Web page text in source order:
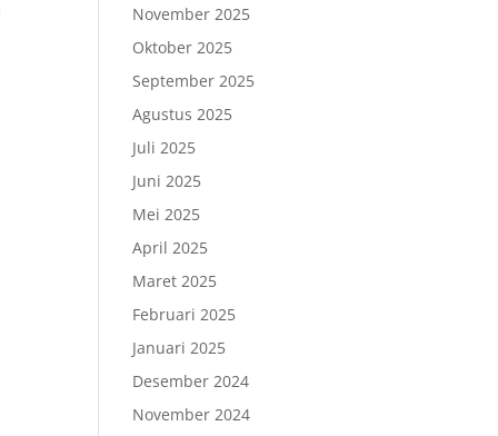
November 2025
Oktober 2025
September 2025
Agustus 2025
Juli 2025
Juni 2025
Mei 2025
April 2025
Maret 2025
Februari 2025
Januari 2025
Desember 2024
November 2024